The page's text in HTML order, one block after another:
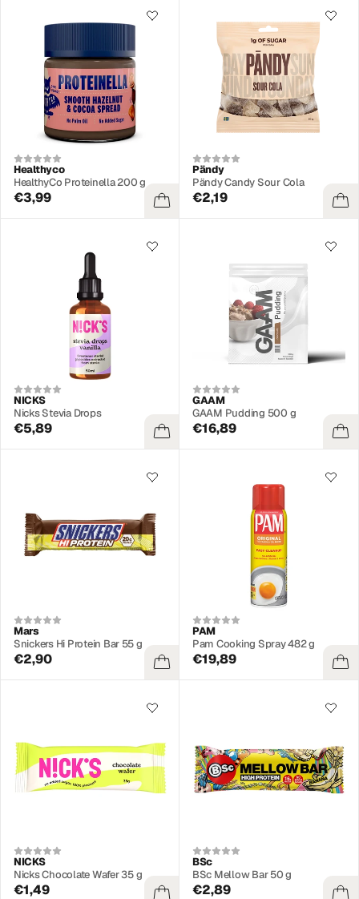
Healthyco
HealthyCo Proteinella 200 g
€3,99
Pändy
Pändy Candy Sour Cola
€2,19
NICKS
Nicks Stevia Drops
€5,89
GAAM
GAAM Pudding 500 g
€16,89
Mars
Snickers Hi Protein Bar 55 g
€2,90
PAM
Pam Cooking Spray 482 g
€19,89
NICKS
Nicks Chocolate Wafer 35 g
€1,49
BSc
BSc Mellow Bar 50 g
€2,89